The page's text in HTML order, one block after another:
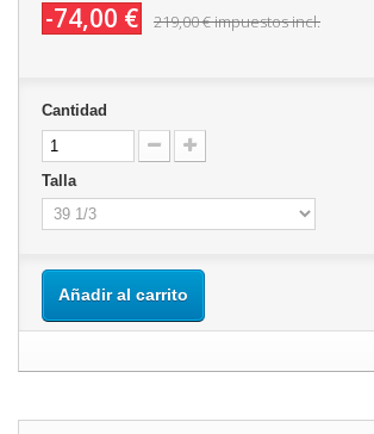
-74,00 € 219,00 €impuestos incl.
Cantidad
Talla
Añadir al carrito